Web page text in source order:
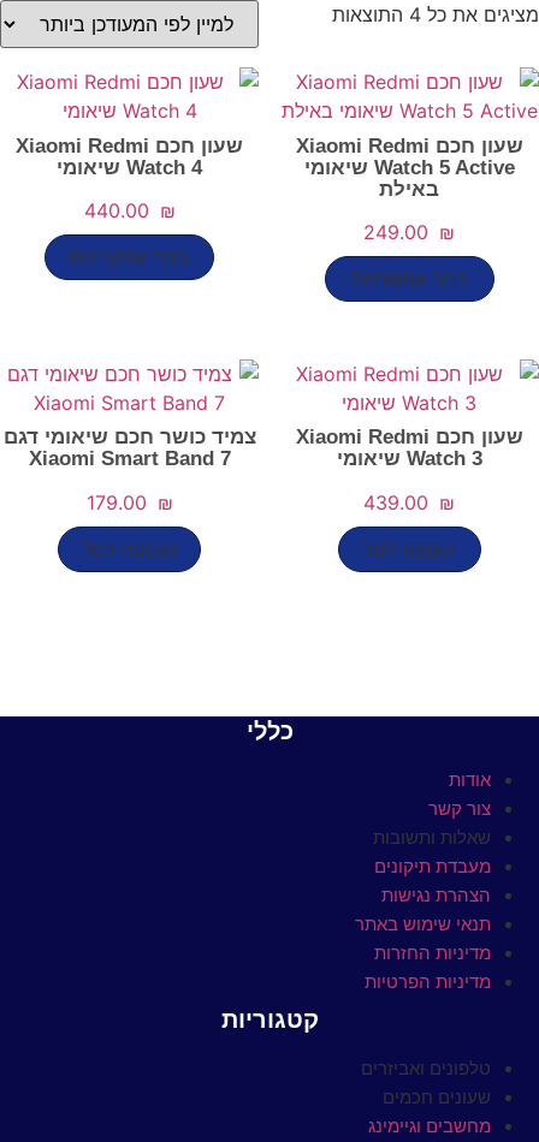
מציגים את כל ⁦4⁩ התוצאות
ממוין
הפריט
העדכני
שעון חכם Xiaomi Redmi
Watch 5 Active שיאומי
באילת
‎249.00 ₪
בחר אפשרויות
למוצר
סוגים.
לבחור
שעון חכם Xiaomi Redmi
Watch 4 שיאומי
‎440.00 ₪
בחר אפשרויות
ניתן
את
שעון חכם Xiaomi Redmi
Watch 3 שיאומי
‎439.00 ₪
הוספה לסל
צמיד כושר חכם שיאומי דגם
Xiaomi Smart Band 7
‎179.00 ₪
הוספה לסל
כללי
אודות
צור קשר
שאלות ותשובות
מעבדת תיקונים
הצהרת נגישות
תנאי שימוש באתר
מדיניות החזרות
מדיניות הפרטיות
קטגוריות
טלפונים ואביזרים
שעונים חכמים
מחשבים וגיימינג